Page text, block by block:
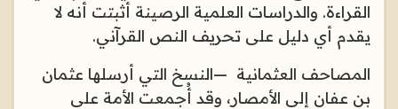
القراءة. والدراسات العلمية الرصينة أثبتت أنه لا
يقدم أي دليل على تحريف النص القرآني.
المصاحف العثمانية —النسخ التي أرسلها عثمان
بن عفان إلى الأمصار، وقد أُجمعت الأمة على